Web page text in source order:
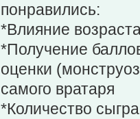
понравились:
*Влияние
*Получение
оценки
самого вратаря
*Количество